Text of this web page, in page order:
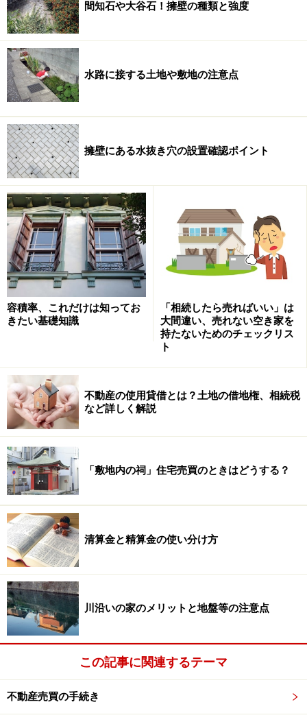
地登記記録への記載は省略されます。
また、建物登記記録の表題部には、「敷地権の目的たる
土地の表示」、「敷地権の種類」（所有権、地上権、賃
借権の別）、「敷地権の割合」（土地の共有持分に該
当）などが記載されます。建物の権利と土地の権利（持
分）が常に一体というわけです。
ただし、敷地権の登記は強制ではなく、管理規約でこの
一体性の原則を排除することも可能ですから注意しなけ
ればなりません。
関連記事
不動産売買お役立ち記事 INDEX
ガイドの不動産売買基礎講座 INDEX
登記事項証明書（登記簿謄本）の見方
マンションの床面積は3種類!?
※記事内容は執筆時点のものです。最新の内容をご確認くださ
い。
間知石や大谷石！擁壁の種類と強度
水路に接する土地や敷地の注意点
擁壁にある水抜き穴の設置確認ポイント
容積率、これだけは知ってお
きたい基礎知識
「相続したら売ればいい」は
大間違い、売れない空き家を
持たないためのチェックリス
ト
不動産の使用貸借とは？土地の借地権、相続税
など詳しく解説
「敷地内の祠」住宅売買のときはどうする？
清算金と精算金の使い分け方
川沿いの家のメリットと地盤等の注意点
この記事に関連するテーマ
不動産売買の手続き